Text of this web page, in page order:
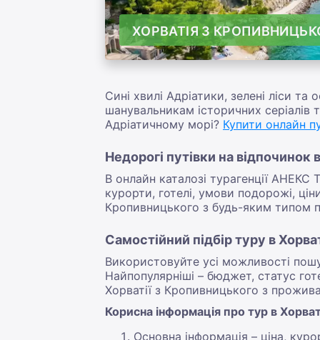
ХОРВАТІЯ З
Сині хвилі Адріатики, зелені ліси
шанувальникам історичних серіалів
Адріатичному морі? Купити онлайн
Недорогі путівки на
В онлайн каталозі турагенції АНЕКС
курорти, готелі, умови подорожі,
Кропивницького з будь-яким типом
Самостійний підбір туру в
Використовуйте усі можливості
Найпопулярніші – бюджет, статус
Хорватії з Кропивницького з
Корисна інформація про тур в
Основна інформація – ціна,